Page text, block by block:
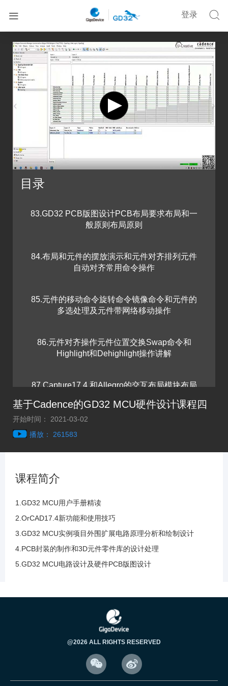
 
登录
首页 基于Cadence的GD32 MCU硬件设计课程四
目录
83.GD32 PCB版图设计PCB布局要求布局和一
般原则布局原则
84.布局和元件的摆放演示和元件对齐排列元件
自动对齐常用命令操作
85.元件的移动命令旋转命令镜像命令和元件的
多选处理及元件带网络移动操作
86.元件对齐操作元件位置交换Swap命令和
Highlight和Dehighlight操作讲解
87.Capture17.4 和Allegro的交互布局模块布局
改和单个PAD的修改操作讲解
90.带状线和微带线的阻抗控制与计算器的参数
则解读及常用规则
92.布线的等长的目的是为了进行时序的匹配及5
个常用的约束管理器
93.约束管理的新特征解读和过孔延迟时间计算
等其他新增约束规则讲解
基于Cadence的GD32 MCU硬件设计课程四
开始时间： 2021-03-02
播放： 261583
课程简介
1.GD32 MCU用户手册精读
2.OrCAD17.4新功能和使用技巧
3.GD32 MCU实例项目外围扩展电路原理分析和绘制设计
4.PCB封装的制作和3D元件零件库的设计处理
5.GD32 MCU电路设计及硬件PCB版图设计
@2026 ALL RIGHTS RESERVED
 